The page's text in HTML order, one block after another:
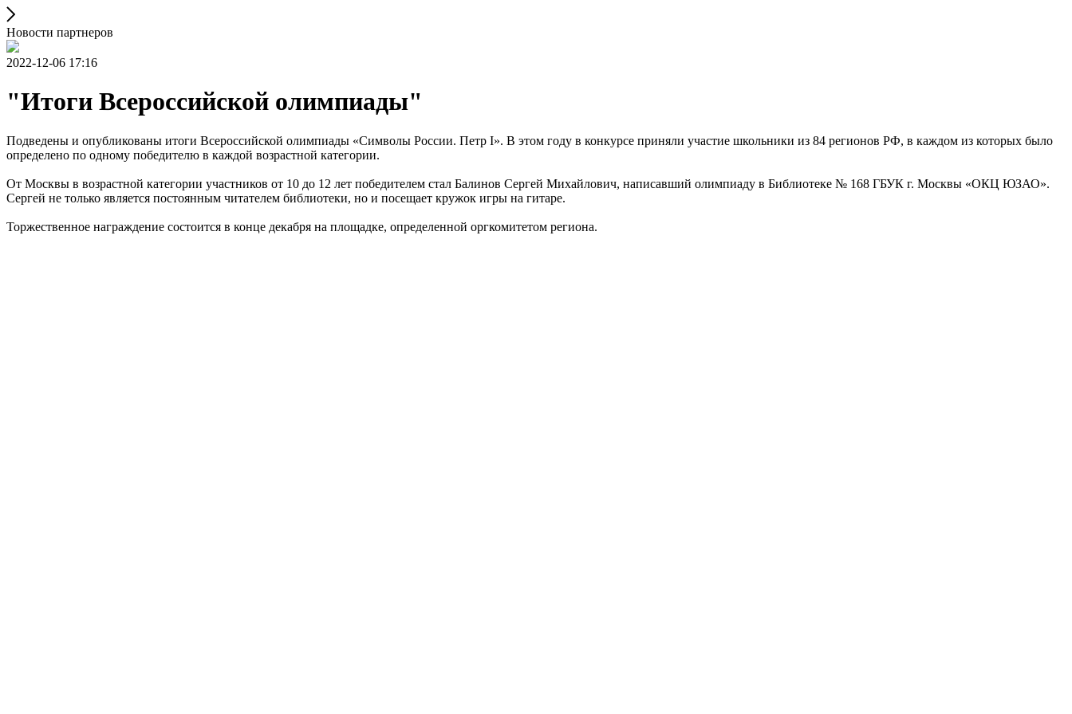
Новости партнеров
2022-12-06 17:16
"Итоги Всероссийской олимпиады"
Подведены и опубликованы итоги Всероссийской олимпиады «Символы России. Петр I». В этом году в конкурсе приняли участие школьники из 84 регионов РФ, в каждом из которых было
определено по одному победителю в каждой возрастной категории.
От Москвы в возрастной категории участников от 10 до 12 лет победителем стал Балинов Сергей Михайлович, написавший олимпиаду в Библиотеке № 168 ГБУК г. Москвы «ОКЦ ЮЗАО».
Сергей не только является постоянным читателем библиотеки, но и посещает кружок игры на гитаре.
Торжественное награждение состоится в конце декабря на площадке, определенной оргкомитетом региона.